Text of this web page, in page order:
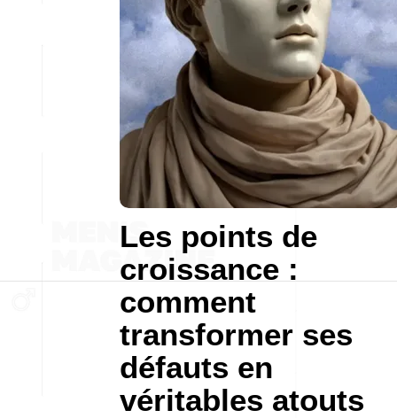
Les points de
croissance :
comment
transformer ses
défauts en
véritables atouts